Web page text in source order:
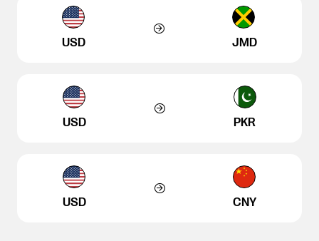
USD JMD
USD PKR
USD CNY